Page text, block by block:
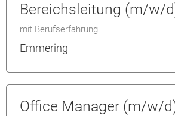
Bereichsleitung (m/w/
mit Berufserfahrung
Emmering
Office Manager (m/w/